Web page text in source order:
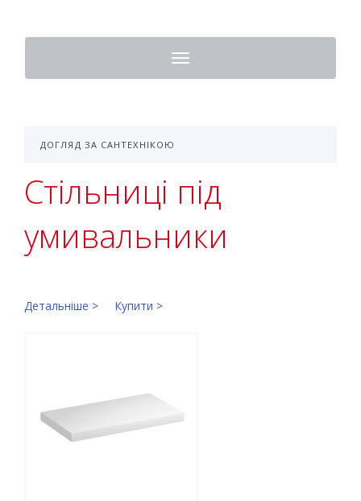
Toggle
navigation
ДОГЛЯД ЗА САНТЕХНІКОЮ
Стільниці під
умивальники
Детальніше > Купити >